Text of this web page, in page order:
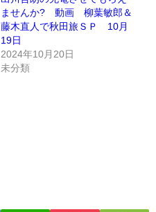
ませんか? 動画 柳葉敏郎＆
藤木直人で秋田旅ＳＰ 10月
19日
2024年10月20日
未分類